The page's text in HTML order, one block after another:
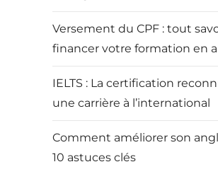
Versement du CPF : tout
financer votre formation en
IELTS : La certification
une carrière à l’international
Comment améliorer son
10 astuces clés